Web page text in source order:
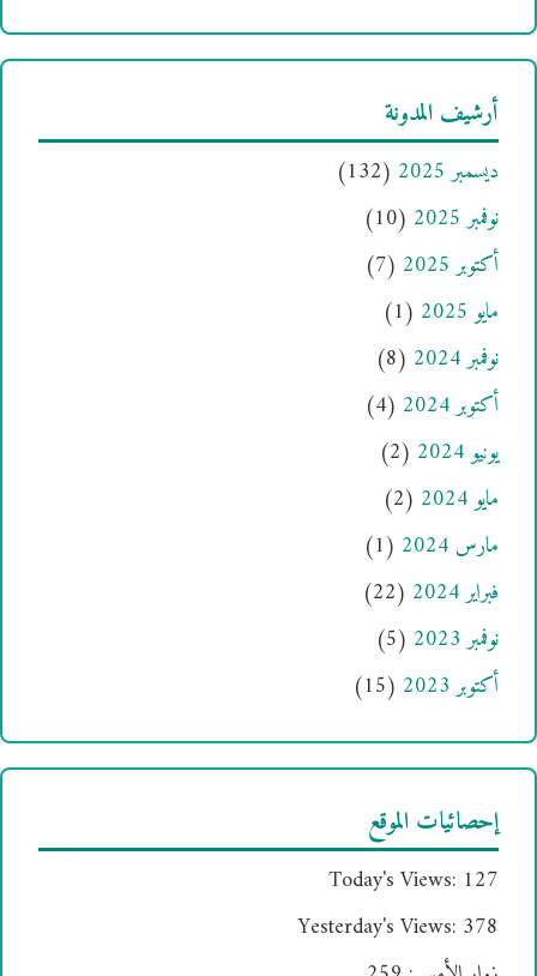
أرشيف المدونة
ديسمبر 2025
(132)
نوفمبر 2025
(10)
أكتوبر 2025
(7)
مايو 2025
(1)
نوفمبر 2024
(8)
أكتوبر 2024
(4)
يونيو 2024
(2)
مايو 2024
(2)
مارس 2024
(1)
فبراير 2024
(22)
نوفمبر 2023
(5)
أكتوبر 2023
(15)
إحصائيات الموقع
Today's Views: 127
Yesterday's Views: 378